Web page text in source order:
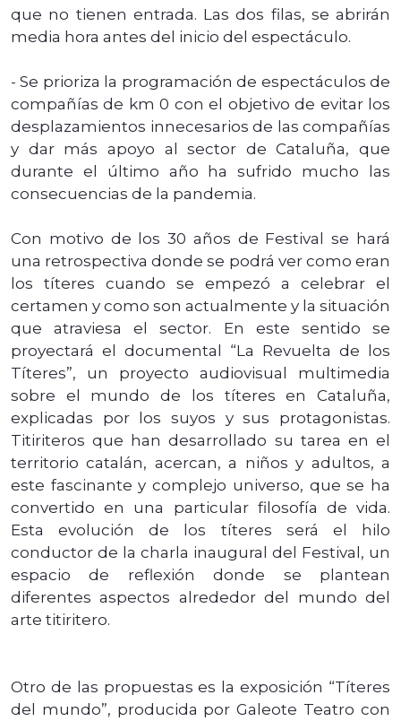
que no tienen entrada. Las dos filas, se abrirán
media hora antes del inicio del espectáculo.
- Se prioriza la programación de espectáculos de
compañías de km 0 con el objetivo de evitar los
desplazamientos innecesarios de las compañías
y dar más apoyo al sector de Cataluña, que
durante el último año ha sufrido mucho las
consecuencias de la pandemia.
Con motivo de los 30 años de Festival se hará
una retrospectiva donde se podrá ver como eran
los títeres cuando se empezó a celebrar el
certamen y como son actualmente y la situación
que atraviesa el sector. En este sentido se
proyectará el documental “La Revuelta de los
Títeres”, un proyecto audiovisual multimedia
sobre el mundo de los títeres en Cataluña,
explicadas por los suyos y sus protagonistas.
Titiriteros que han desarrollado su tarea en el
territorio catalán, acercan, a niños y adultos, a
este fascinante y complejo universo, que se ha
convertido en una particular filosofía de vida.
Esta evolución de los títeres será el hilo
conductor de la charla inaugural del Festival, un
espacio de reflexión donde se plantean
diferentes aspectos alrededor del mundo del
arte titiritero.
Otro de las propuestas es la exposición “Títeres
del mundo”, producida por Galeote Teatro con